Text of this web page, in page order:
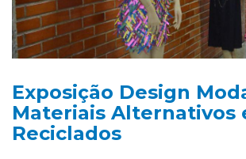
Exposição Design
Materiais Alternativos
Reciclados